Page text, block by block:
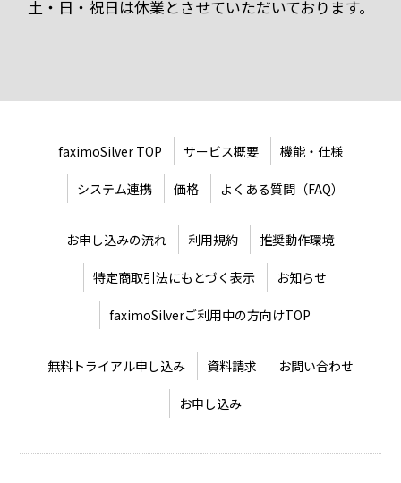
土・日・祝日は休業とさせていただいております。
faximoSilver TOP サービス概要 機能・仕様
システム連携 価格 よくある質問（FAQ）
お申し込みの流れ 利用規約 推奨動作環境
特定商取引法にもとづく表示 お知らせ
faximoSilverご利用中の方向けTOP
無料トライアル申し込み 資料請求 お問い合わせ
お申し込み